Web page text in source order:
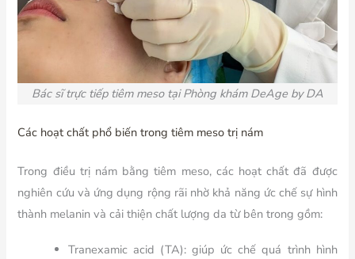
Bác sĩ trực tiếp tiêm meso tại Phòng khám DeAge by DA
Các hoạt chất phổ biến trong tiêm meso trị nám
Trong điều trị nám bằng tiêm meso, các hoạt chất đã được
nghiên cứu và ứng dụng rộng rãi nhờ khả năng ức chế sự hình
thành melanin và cải thiện chất lượng da từ bên trong gồm:
Tranexamic acid (TA): giúp ức chế quá trình hình